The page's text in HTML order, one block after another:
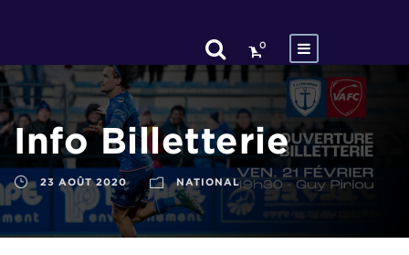
0
Info Billetterie
23 AOÛT 2020 NATIONAL